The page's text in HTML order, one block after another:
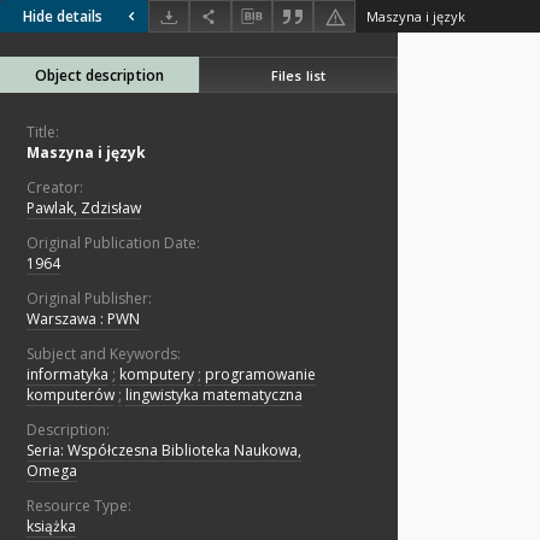
Hide details Maszyna i język
Object description Files list
Title:
Maszyna i język
Creator:
Pawlak, Zdzisław
Original Publication Date:
1964
Original Publisher:
Warszawa : PWN
Subject and Keywords:
informatyka ; komputery ; programowanie
komputerów ; lingwistyka matematyczna
Description:
Seria: Współczesna Biblioteka Naukowa,
Omega
Resource Type:
książka